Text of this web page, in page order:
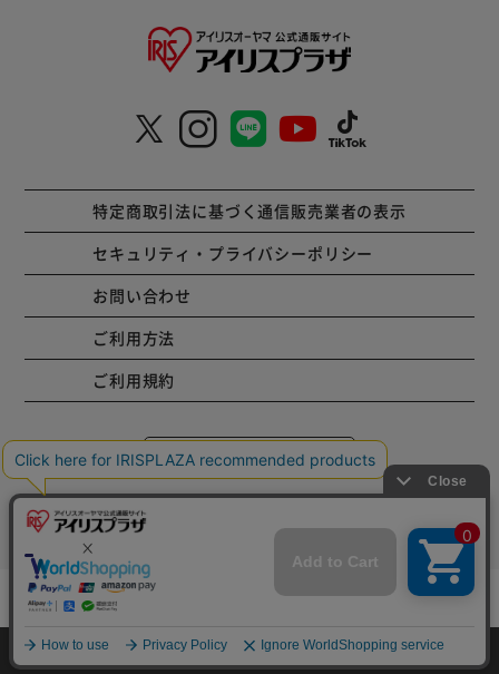
特定商取引法に基づく通信販売業者の表示
セキュリティ・プライバシーポリシー
お問い合わせ
ご利用方法
ご利用規約
コーポレートサイト
HOME 探す ログイン お気に入り お知らせ